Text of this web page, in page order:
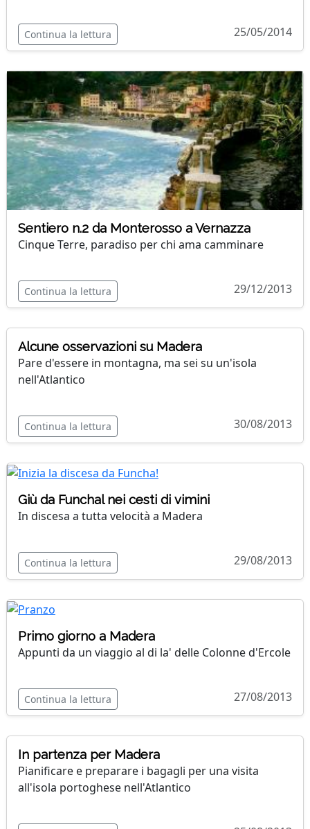
Continua la lettura 25/05/2014
Sentiero n.2 da Monterosso a Vernazza
Cinque Terre, paradiso per chi ama camminare
Continua la lettura 29/12/2013
Alcune osservazioni su Madera
Pare d'essere in montagna, ma sei su un'isola
nell'Atlantico
Continua la lettura 30/08/2013
Giù da Funchal nei cesti di vimini
In discesa a tutta velocità a Madera
Continua la lettura 29/08/2013
Primo giorno a Madera
Appunti da un viaggio al di la' delle Colonne d'Ercole
Continua la lettura 27/08/2013
In partenza per Madera
Pianificare e preparare i bagagli per una visita
all'isola portoghese nell'Atlantico